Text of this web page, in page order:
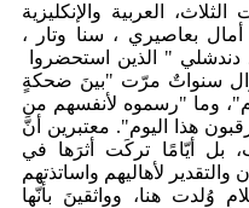
العربية والإنكليزية
أمال بعاصيري ، سنا وتار ،
" الذين استحضروا
سنواتٌ مرّت "بينَ ضحكةٍ
وما "رسموه لأنفسهم من
هذا اليوم". معتبرين أنَّ
بل أيّامًا تركَت أثرَها في
لأهاليهم واساتذتهم
وُلدت هنا، وواثقينَ بأنّها